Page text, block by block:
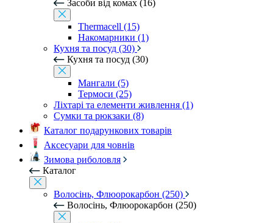
Засоби від комах (16)
Thermacell (15)
Накомарники (1)
Кухня та посуд (30)
Кухня та посуд (30)
Мангали (5)
Термоси (25)
Ліхтарі та елементи живлення (1)
Сумки та рюкзаки (8)
Каталог подарункових товарів
Аксесуари для човнів
Зимова риболовля
Каталог
Волосінь, Флюорокарбон (250)
Волосінь, Флюорокарбон (250)